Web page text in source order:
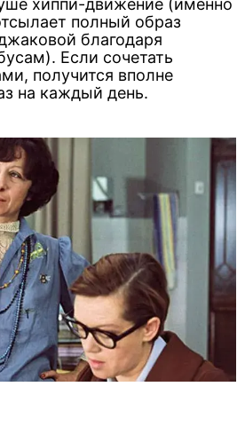
хиппи-движение (именно
полный образ
благодаря
Если сочетать
получится вполне
на каждый день.